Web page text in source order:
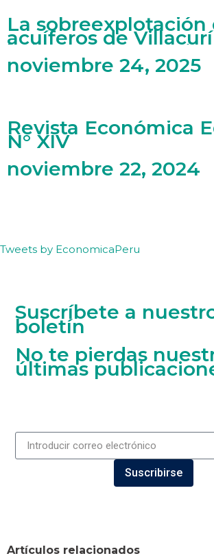
La sobreexplotación
acuíferos de
bajo una
economía ecológica
noviembre 24, 2025
Revista Económica
N° XIV
noviembre 22, 2024
Tweets by EconomicaPeru
Suscríbete a
boletín
No te pierdas
últimas
Suscribirse
Artículos relacionados